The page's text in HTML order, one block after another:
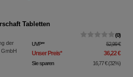
Tabletten
der
0
UVP** 52,99 €
Unser Preis* 36,22 €
Sie sparen 16,77 € (32%)